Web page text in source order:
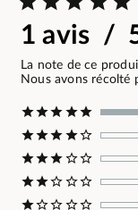
1 avis /
La note de ce
Nous avons récolté